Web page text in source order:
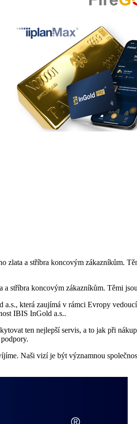
zlata a stříbra koncovým zákazníkům.
stříbra koncovým zákazníkům. Těmi
která zaujímá v rámci Evropy
IBIS InGold a.s..
ten nejlepší servis, a to jak při
Naši vizí je být významnou